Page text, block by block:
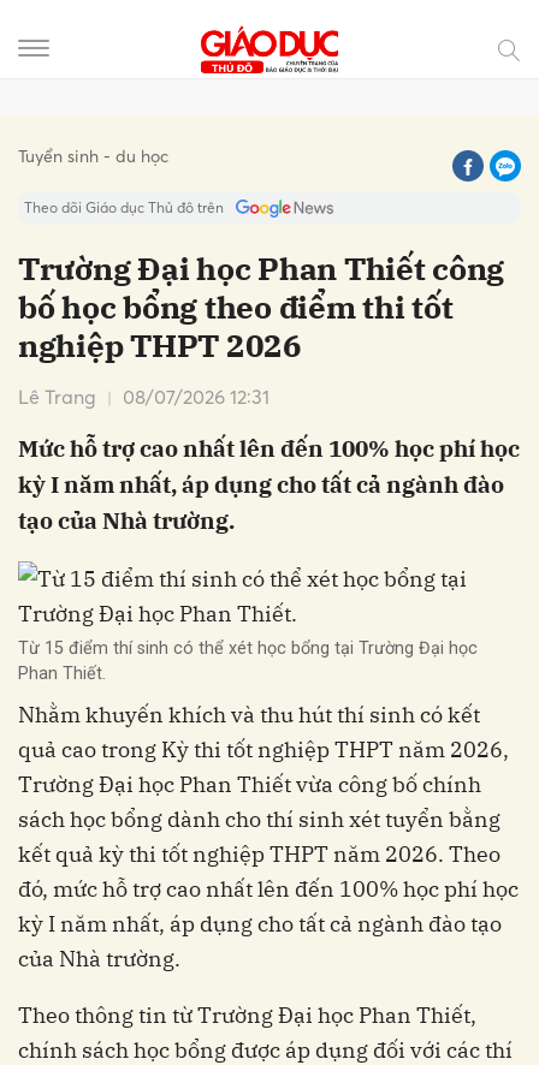
Tuyển sinh - du học
Theo dõi Giáo dục Thủ đô trên
Trường Đại học Phan Thiết công
bố học bổng theo điểm thi tốt
nghiệp THPT 2026
Lê Trang 08/07/2026 12:31
Mức hỗ trợ cao nhất lên đến 100% học phí học
kỳ I năm nhất, áp dụng cho tất cả ngành đào
tạo của Nhà trường.
Từ 15 điểm thí sinh có thể xét học bổng tại Trường Đại học
Phan Thiết.
Nhằm khuyến khích và thu hút thí sinh có kết
quả cao trong Kỳ thi tốt nghiệp THPT năm 2026,
Trường Đại học Phan Thiết vừa công bố chính
sách học bổng dành cho thí sinh xét tuyển bằng
kết quả kỳ thi tốt nghiệp THPT năm 2026. Theo
đó, mức hỗ trợ cao nhất lên đến 100% học phí học
kỳ I năm nhất, áp dụng cho tất cả ngành đào tạo
của Nhà trường.
Theo thông tin từ Trường Đại học Phan Thiết,
chính sách học bổng được áp dụng đối với các thí
Hủy Gửi